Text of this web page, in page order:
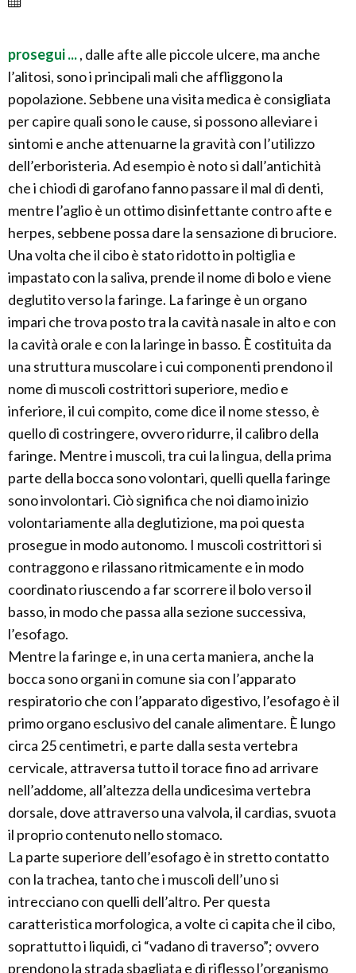
prosegui ..., dalle afte alle piccole ulcere, ma anche
l’alitosi, sono i principali mali che affliggono la
popolazione. Sebbene una visita medica è consigliata
per capire quali sono le cause, si possono alleviare i
sintomi e anche attenuarne la gravità con l’utilizzo
dell’erboristeria. Ad esempio è noto si dall’antichità
che i chiodi di garofano fanno passare il mal di denti,
mentre l’aglio è un ottimo disinfettante contro afte e
herpes, sebbene possa dare la sensazione di bruciore.
Una volta che il cibo è stato ridotto in poltiglia e
impastato con la saliva, prende il nome di bolo e viene
deglutito verso la faringe. La faringe è un organo
impari che trova posto tra la cavità nasale in alto e con
la cavità orale e con la laringe in basso. È costituita da
una struttura muscolare i cui componenti prendono il
nome di muscoli costrittori superiore, medio e
inferiore, il cui compito, come dice il nome stesso, è
quello di costringere, ovvero ridurre, il calibro della
faringe. Mentre i muscoli, tra cui la lingua, della prima
parte della bocca sono volontari, quelli quella faringe
sono involontari. Ciò significa che noi diamo inizio
volontariamente alla deglutizione, ma poi questa
prosegue in modo autonomo. I muscoli costrittori si
contraggono e rilassano ritmicamente e in modo
coordinato riuscendo a far scorrere il bolo verso il
basso, in modo che passa alla sezione successiva,
l’esofago.
Mentre la faringe e, in una certa maniera, anche la
bocca sono organi in comune sia con l’apparato
respiratorio che con l’apparato digestivo, l’esofago è il
primo organo esclusivo del canale alimentare. È lungo
circa 25 centimetri, e parte dalla sesta vertebra
cervicale, attraversa tutto il torace fino ad arrivare
nell’addome, all’altezza della undicesima vertebra
dorsale, dove attraverso una valvola, il cardias, svuota
il proprio contenuto nello stomaco.
La parte superiore dell’esofago è in stretto contatto
con la trachea, tanto che i muscoli dell’uno si
intrecciano con quelli dell’altro. Per questa
caratteristica morfologica, a volte ci capita che il cibo,
soprattutto i liquidi, ci “vadano di traverso”; ovvero
prendono la strada sbagliata e di riflesso l’organismo